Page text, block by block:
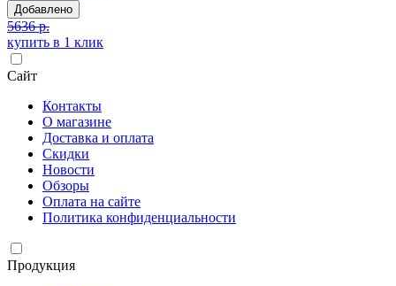
Добавлено
5636 р.
купить в 1 клик
Сайт
Контакты
О магазине
Доставка и оплата
Скидки
Новости
Обзоры
Оплата на сайте
Политика конфиденциальности
Продукция